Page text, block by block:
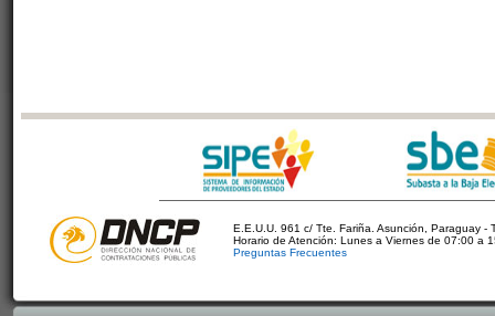
E.E.U.U. 961 c/ Tte. Fariña. Asunción, Paraguay -
Horario de Atención: Lunes a Viernes de 07:00 a
Preguntas Frecuentes